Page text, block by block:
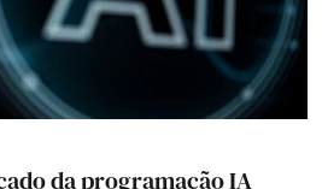
da programação IA